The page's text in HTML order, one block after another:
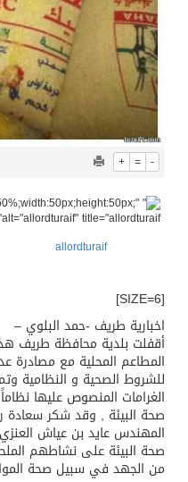
+ =
50%;width:50px;height:50px;"
alt="allordturaif" title="allordturaif" />
allordturaif
اخبارية طريف -حمد البلوي –
المطاعم المحلية مع مصادرة
للشروط الصحية و النظامية وتم
الغرامات المنصوص عليها
صحة البيئة , وقد شكر سعادة
المهندس عايد بن عياش
صحة البيئة على نشاطهم
من الجهد في سبيل صحة